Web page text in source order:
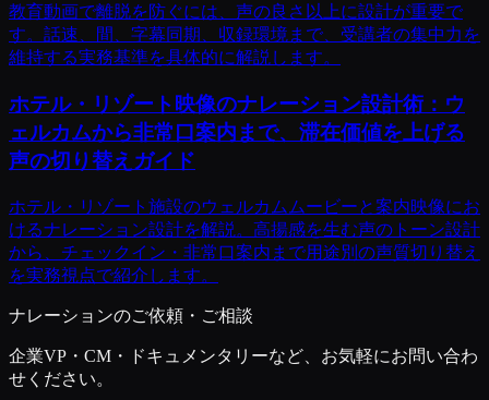
教育動画で離脱を防ぐには、声の良さ以上に設計が重要で
す。話速、間、字幕同期、収録環境まで、受講者の集中力を
維持する実務基準を具体的に解説します。
ホテル・リゾート映像のナレーション設計術：ウ
ェルカムから非常口案内まで、滞在価値を上げる
声の切り替えガイド
ホテル・リゾート施設のウェルカムムービーと案内映像にお
けるナレーション設計を解説。高揚感を生む声のトーン設計
から、チェックイン・非常口案内まで用途別の声質切り替え
を実務視点で紹介します。
ナレーションのご依頼・ご相談
企業VP・CM・ドキュメンタリーなど、お気軽にお問い合わ
せください。